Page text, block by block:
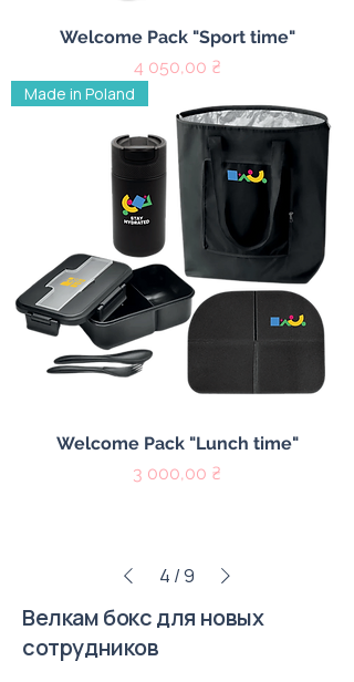
Welcome Pack "Sport time"
Цена
4 050,00 ₴
Made in Poland
Welcome Pack "Lunch time"
Цена
3 000,00 ₴
4 /9
Велкам бокс для новых
сотрудников